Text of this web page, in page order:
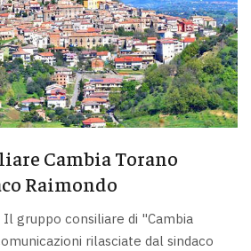
Cambia Torano
Raimondo
Il gruppo consiliare di "Cambia
rilasciate dal sindaco